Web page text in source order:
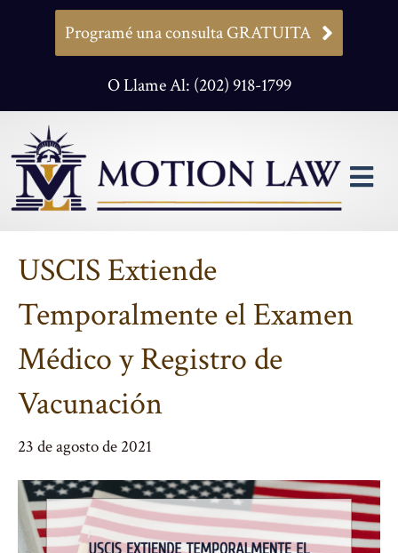
Programé una consulta GRATUITA
O Llame Al: (202) 918-1799
USCIS Extiende
Temporalmente el Examen
Médico y Registro de
Vacunación
23 de agosto de 2021